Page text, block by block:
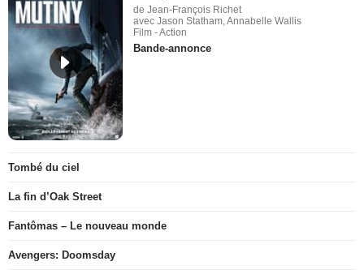
de Jean-François Richet
avec Jason Statham, Annabelle Wallis
Film - Action
Bande-annonce
Tombé du ciel
La fin d’Oak Street
Fantômas – Le nouveau monde
Avengers: Doomsday